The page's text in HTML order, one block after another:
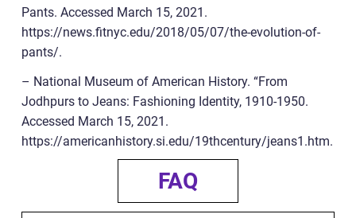
Pants. Accessed March 15, 2021.
https://news.fitnyc.edu/2018/05/07/the-evolution-of-
pants/.
– National Museum of American History. “From
Jodhpurs to Jeans: Fashioning Identity, 1910-1950.
Accessed March 15, 2021.
https://americanhistory.si.edu/19thcentury/jeans1.htm.
FAQ